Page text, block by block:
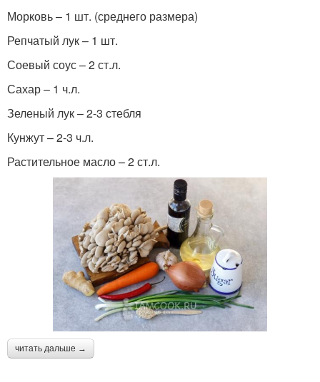
Морковь – 1 шт. (среднего размера)
Репчатый лук – 1 шт.
Соевый соус – 2 ст.л.
Сахар – 1 ч.л.
Зеленый лук – 2-3 стебля
Кунжут – 2-3 ч.л.
Растительное масло – 2 ст.л.
читать дальше →